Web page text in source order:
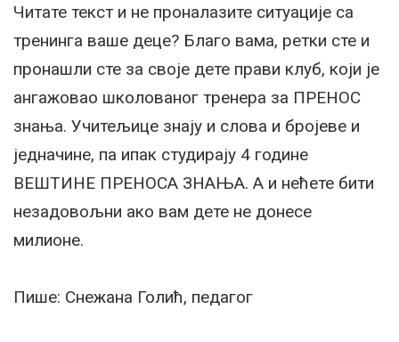
Читате текст и не проналазите ситуације са
тренинга ваше деце? Благо вама, ретки сте и
пронашли сте за своје дете прави клуб, који је
ангажовао школованог тренера за ПРЕНОС
знања. Учитељице знају и слова и бројеве и
једначине, па ипак студирају 4 године
ВЕШТИНЕ ПРЕНОСА ЗНАЊА. А и нећете бити
незадовољни ако вам дете не донесе
милионе.
Пише: Снежана Голић, педагог